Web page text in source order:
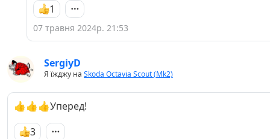
1
07 травня 2024р. 21:53
SergiyD
Я їжджу на Skoda Octavia Scout (Mk2)
👍👍👍Уперед!
3